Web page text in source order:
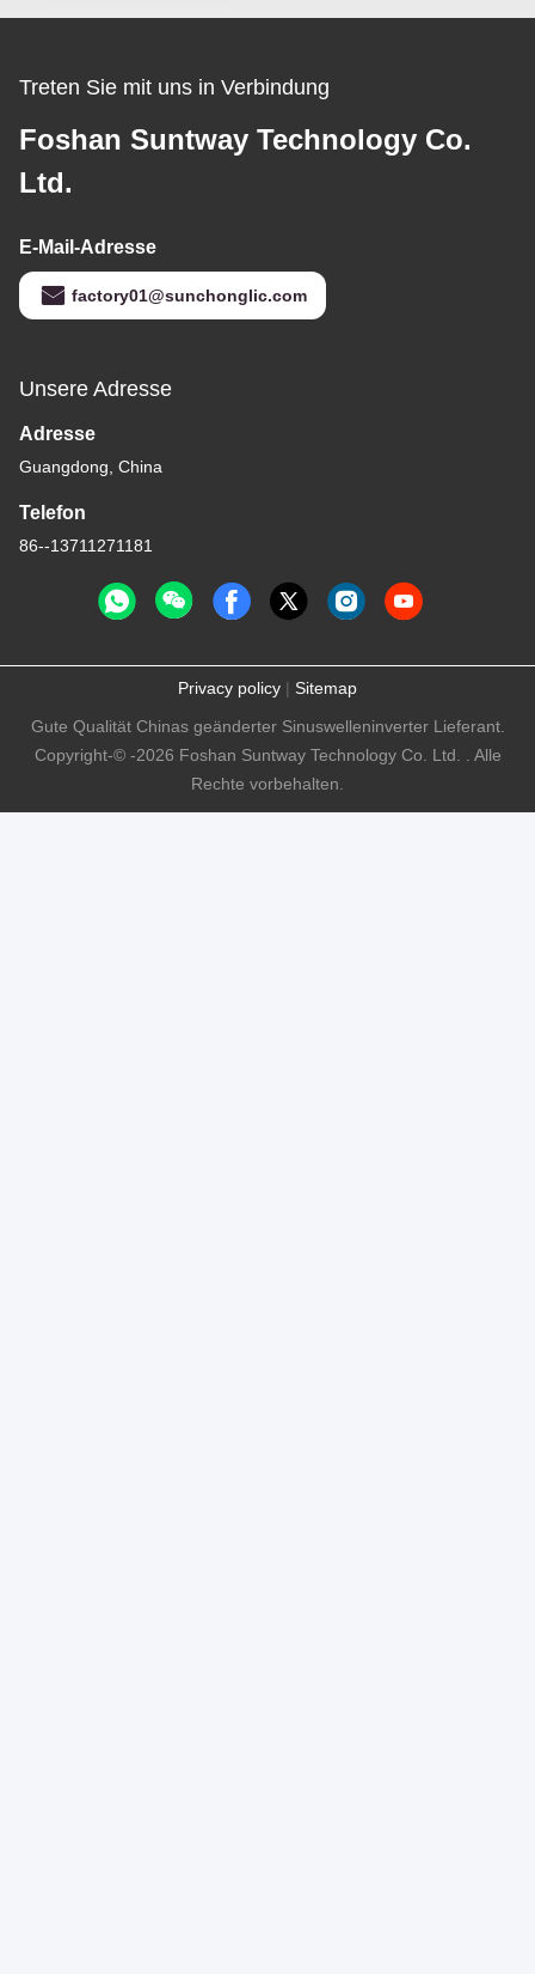
Treten Sie mit uns in Verbindung
Foshan Suntway Technology Co.
Ltd.
E-Mail-Adresse
factory01@sunchonglic.com
Unsere Adresse
Adresse
Guangdong, China
Telefon
86--13711271181
Privacy policy | Sitemap
Gute Qualität Chinas geänderter Sinuswelleninverter Lieferant.
Copyright-© -2026 Foshan Suntway Technology Co. Ltd. . Alle
Rechte vorbehalten.